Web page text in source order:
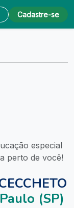
Cadastre-se
especial
perto de você!
(SP)